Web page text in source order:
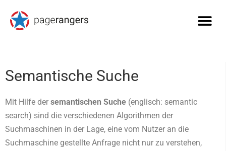
Semantische Suche
Mit Hilfe der semantischen Suche (englisch: semantic
search) sind die verschiedenen Algorithmen der
Suchmaschinen in der Lage, eine vom Nutzer an die
Suchmaschine gestellte Anfrage nicht nur zu verstehen,